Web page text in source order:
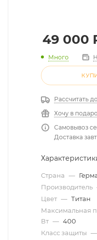
49 000
Много
Рассчитать
Хочу в
Самовывоз
Доставка
Страна —
Производитель
Цвет — Титан
Максимальная
Вт — 400
Класс защиты —